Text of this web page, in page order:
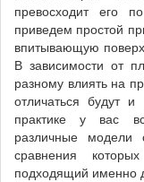
превосходит его
приведем простой
впитывающую
В зависимости от
разному влиять на
отличаться будут и
практике у вас
различные модели
сравнения
подходящий именно